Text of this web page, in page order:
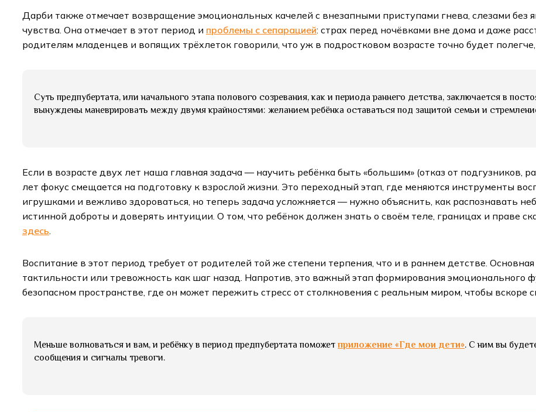
Дарби также отмечает возвращение эмоциональных качелей с внезапными приступами гнева, слезами без
чувства. Она отмечает в этот период и проблемы с сепарацией: страх перед ночёвками вне дома и даже
родителям младенцев и вопящих трёхлеток говорили, что уж в подростковом возрасте точно будет
Суть предпубертата, или начального этапа полового созревания, как и периода раннего детства, заключается в
вынуждены маневрировать между двумя крайностями: желанием ребёнка оставаться под защитой семьи и
Если в возрасте двух лет наша главная задача — научить ребёнка быть «большим» (отказ от подгузников,
лет фокус смещается на подготовку к взрослой жизни. Это переходный этап, где меняются инструменты
игрушками и вежливо здороваться, но теперь задача усложняется — нужно объяснить, как распознавать
истинной доброты и доверять интуиции. О том, что ребёнок должен знать о своём теле, границах и праве
здесь.
Воспитание в этот период требует от родителей той же степени терпения, что и в раннем детстве.
тактильности или тревожность как шаг назад. Напротив, это важный этап формирования эмоционального
безопасном пространстве, где он может пережить стресс от столкновения с реальным миром, чтобы вскоре
Меньше волноваться и вам, и ребёнку в период предпубертата поможетприложение «Где мои дети». С ним вы
сообщения и сигналы тревоги.